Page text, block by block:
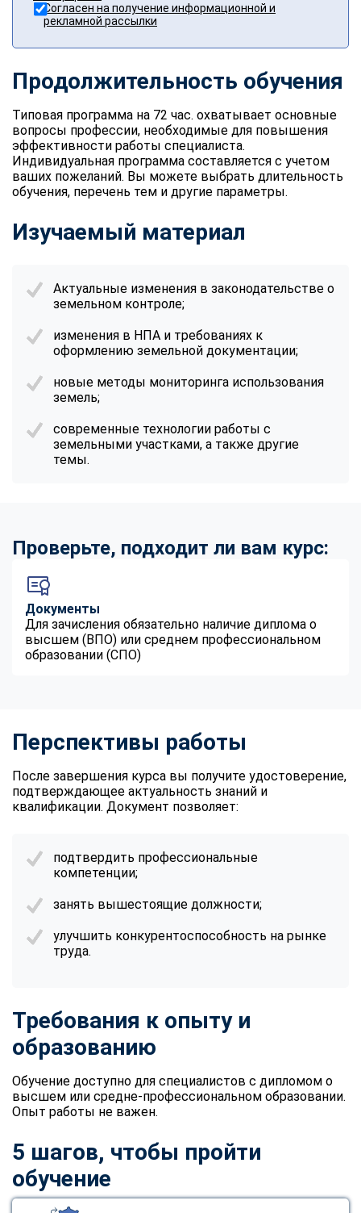
Согласен на получение информационной и
рекламной рассылки
Продолжительность обучения
Типовая программа на 72 час. охватывает основные
вопросы профессии, необходимые для повышения
эффективности работы специалиста.
Индивидуальная программа составляется с учетом
ваших пожеланий. Вы можете выбрать длительность
обучения, перечень тем и другие параметры.
Изучаемый материал
Актуальные изменения в законодательстве о
земельном контроле;
изменения в НПА и требованиях к
оформлению земельной документации;
новые методы мониторинга использования
земель;
современные технологии работы с
земельными участками, а также другие
темы.
Проверьте, подходит ли вам курс:
Документы
Для зачисления обязательно наличие диплома о
высшем (ВПО) или среднем профессиональном
образовании (СПО)
Перспективы работы
После завершения курса вы получите удостоверение,
подтверждающее актуальность знаний и
квалификации. Документ позволяет:
подтвердить профессиональные
компетенции;
занять вышестоящие должности;
улучшить конкурентоспособность на рынке
труда.
Требования к опыту и
образованию
Обучение доступно для специалистов с дипломом о
высшем или средне-профессиональном образовании.
Опыт работы не важен.
5 шагов, чтобы пройти
обучение